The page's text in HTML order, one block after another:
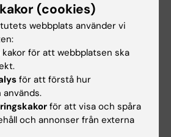
internationell profil på din
något av KI:s globala
något för dig. Du läser
tillsammans med
och svenska studenter.
tillgång till ett internationellt
studenter, något som du
efter dina studier.
(cookies)
webbplats använder vi
kakor för att webbplatsen ska
för att förstå hur
för att visa och spåra
och annonser från externa